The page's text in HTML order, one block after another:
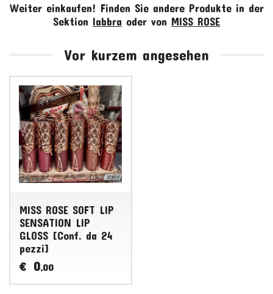
Weiter einkaufen! Finden Sie andere Produkte in der
Sektion labbra oder von MISS ROSE
Vor kurzem angesehen
MISS ROSE SOFT LIP
SENSATION LIP
GLOSS [Conf. da 24
pezzi]
€ 0,00